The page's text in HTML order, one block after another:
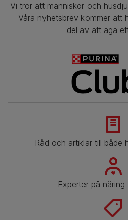
Vi tror att människor och
Våra nyhetsbrev kommer att
del av att äga
Råd och artiklar till både
Experter på